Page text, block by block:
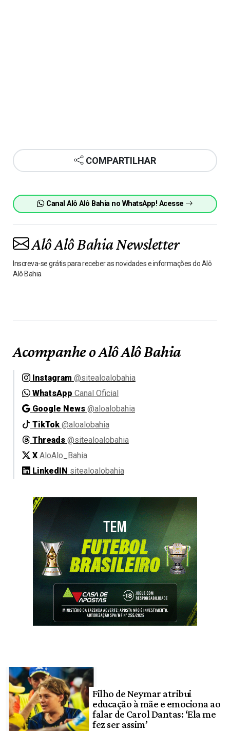
COMPARTILHAR
Canal Alô Alô Bahia no WhatsApp! Acesse
Alô Alô Bahia Newsletter
Inscreva-se grátis para receber as novidades e informações do Alô
Alô Bahia
Acompanhe o Alô Alô Bahia
Instagram @sitealoalobahia
WhatsApp Canal Oficial
Google News @aloalobahia
TikTok @aloalobahia
Threads @sitealoalobahia
X AloAlo_Bahia
LinkedIN sitealoalobahia
Filho de Neymar atribui
educação à mãe e emociona ao
falar de Carol Dantas: ‘Ela me
fez ser assim’